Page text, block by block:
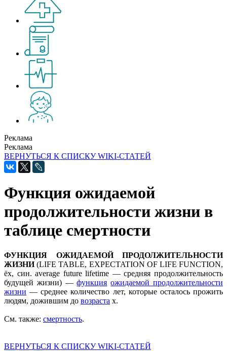
Реклама
Реклама
ВЕРНУТЬСЯ К СПИСКУ WIKI-СТАТЕЙ
Функция ожидаемой
продолжительности жизни в
таблице смертности
ФУНКЦИЯ ОЖИДАЕМОЙ ПРОДОЛЖИТЕЛЬНОСТИ
ЖИЗНИ(LIFE TABLE, EXPECTATION OF LIFE FUNCTION,
ёx, син. average future lifetime — средняя продолжительность
будущей жизни) —функция ожидаемой продолжительности
жизни — среднее количество лет, которые осталось прожить
людям, дожившим до возраста х.
См. также: смертность.
ВЕРНУТЬСЯ К СПИСКУ WIKI-СТАТЕЙ